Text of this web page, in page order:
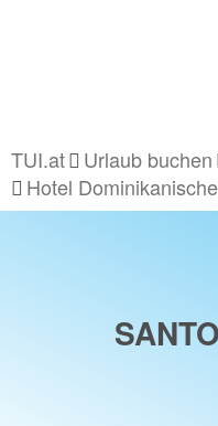
TUI.at Urlaub buchen
Hotel